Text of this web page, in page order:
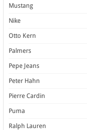
Mustang
Nike
Otto Kern
Palmers
Pepe Jeans
Peter Hahn
Pierre Cardin
Puma
Ralph Lauren